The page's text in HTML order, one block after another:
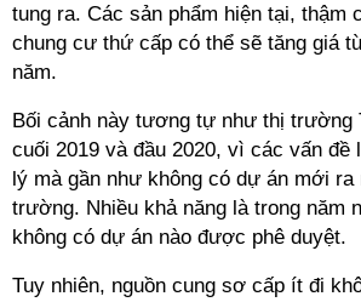
tung ra. Các sản phẩm hiện tại, thậm
chung cư thứ cấp có thể sẽ tăng giá
năm.
Bối cảnh này tương tự như thị trường
cuối 2019 và đầu 2020, vì các vấn đề
lý mà gần như không có dự án mới ra
trường. Nhiều khả năng là trong năm
không có dự án nào được phê duyệt.
Tuy nhiên, nguồn cung sơ cấp ít đi